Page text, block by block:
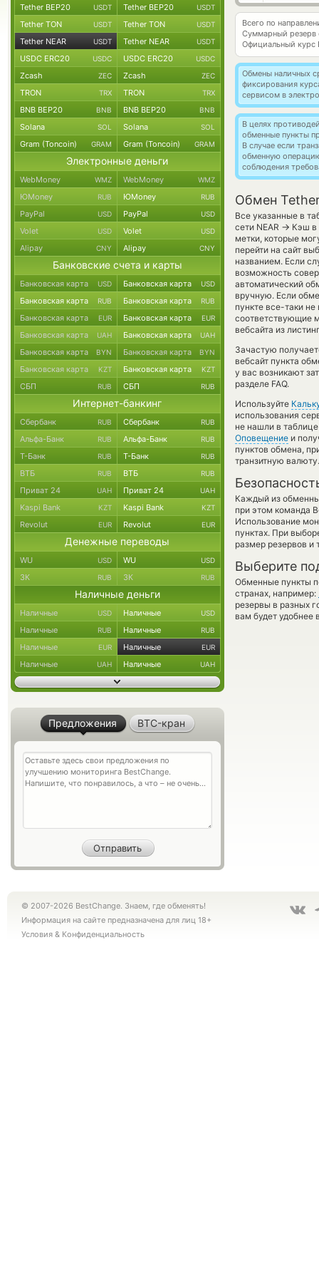
Всего по
Суммарный резерв
Официальный курс
Обмены наличных
фиксирования
сервисом в
В целях
обменные пункты
В случае если
обменную
соблюдения
Обмен Tether
Все указанные в
сети NEAR → Кэш в
метки, которые
перейти на сайт
названием. Если
возможность
автоматический
вручную. Если
пункте все-таки
соответствующие
вебсайта из
Зачастую
вебсайт пункта
у вас возникают
разделе FAQ.
Используйте
использования
не нашли в
Оповещение и
пунктов обмена,
транзитную валюту.
Каждый из
при этом команда
Использование
пунктах. При
размер резервов и
Выберите
Обменные пункты
странах, например:
резервы в разных
вам будет удобнее
Tether BEP20 USDT Tether BEP20 USDT
Tether TON USDT Tether TON USDT
Tether NEAR USDT Tether NEAR USDT
USDC ERC20 USDC USDC ERC20 USDC
Zcash ZEC Zcash ZEC
TRON TRX TRON TRX
BNB BEP20 BNB BNB BEP20 BNB
Solana SOL Solana SOL
Gram (Toncoin) GRAM Gram (Toncoin) GRAM
Электронные деньги
WebMoney WMZ WebMoney WMZ
ЮMoney RUB ЮMoney RUB
PayPal USD PayPal USD
Volet USD Volet USD
Alipay CNY Alipay CNY
Банковские счета и карты
Банковская карта USD Банковская карта USD
Банковская карта RUB Банковская карта RUB
Банковская карта EUR Банковская карта EUR
Банковская карта UAH Банковская карта UAH
Банковская карта BYN Банковская карта BYN
Банковская карта KZT Банковская карта KZT
СБП RUB СБП RUB
Интернет-банкинг
Сбербанк RUB Сбербанк RUB
Альфа-Банк RUB Альфа-Банк RUB
Т-Банк RUB Т-Банк RUB
ВТБ RUB ВТБ RUB
Приват 24 UAH Приват 24 UAH
Kaspi Bank KZT Kaspi Bank KZT
Revolut EUR Revolut EUR
Денежные переводы
WU USD WU USD
ЗК RUB ЗК RUB
Наличные деньги
Наличные USD Наличные USD
Наличные RUB Наличные RUB
Наличные EUR Наличные EUR
Наличные UAH Наличные UAH
Предложения BTC-кран
© 2007-2026 BestChange. Знаем, где обменять!
Информация на сайте предназначена для лиц 18+
Условия & Конфиденциальность